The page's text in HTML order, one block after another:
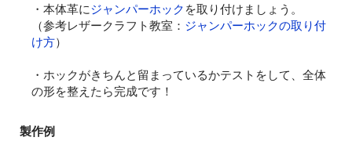
・本体革にジャンパーホック を取り付けましょう。
（参考レザークラフト教室： ジャンパーホックの取り付
け方）
・ホックがきちんと留まっているかテストをして、全体
の形を整えたら完成です！
製作例